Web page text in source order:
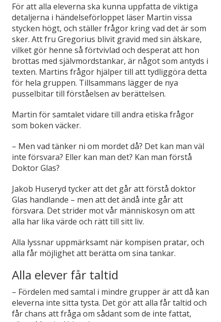
För att alla eleverna ska kunna uppfatta de viktiga
detaljerna i händelseförloppet läser Martin vissa
stycken högt, och ställer frågor kring vad det är som
sker. Att fru Gregorius blivit gravid med sin älskare,
vilket gör henne så förtvivlad och desperat att hon
brottas med självmordstankar, är något som antyds i
texten. Martins frågor hjälper till att tydliggöra detta
för hela gruppen. Tillsammans lägger de nya
pusselbitar till förståelsen av berättelsen.
Martin för samtalet vidare till andra etiska frågor
som boken väcker.
– Men vad tänker ni om mordet då? Det kan man väl
inte försvara? Eller kan man det? Kan man förstå
Doktor Glas?
Jakob Huseryd tycker att det går att förstå doktor
Glas handlande – men att det ändå inte går att
försvara. Det strider mot vår människosyn om att
alla har lika värde och rätt till sitt liv.
Alla lyssnar uppmärksamt när kompisen pratar, och
alla får möjlighet att berätta om sina tankar.
Alla elever får taltid
– Fördelen med samtal i mindre grupper är att då kan
eleverna inte sitta tysta. Det gör att alla får taltid och
får chans att fråga om sådant som de inte fattat,